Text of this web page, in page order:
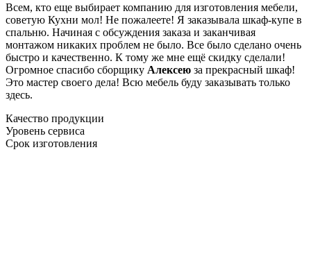
Всем, кто еще выбирает компанию для изготовления мебели,
советую Кухни мол! Не пожалеете! Я заказывала шкаф-купе в
спальню. Начиная с обсуждения заказа и заканчивая
монтажом никаких проблем не было. Все было сделано очень
быстро и качественно. К тому же мне ещё скидку сделали!
Огромное спасибо сборщику Алексею за прекрасный шкаф!
Это мастер своего дела! Всю мебель буду заказывать только
здесь.
Качество продукции
Уровень сервиса
Срок изготовления